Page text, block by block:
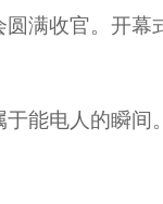
满收官。开
能电人的瞬间。